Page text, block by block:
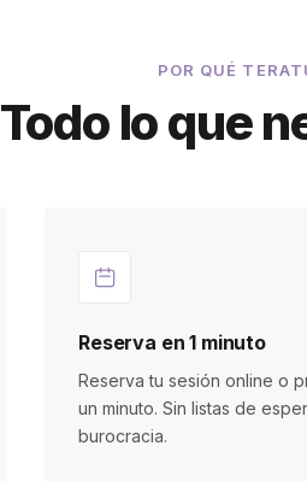
POR QUÉ
Todo lo que
Reserva en 1 minuto
Reserva tu sesión online o
un minuto. Sin listas de
burocracia.